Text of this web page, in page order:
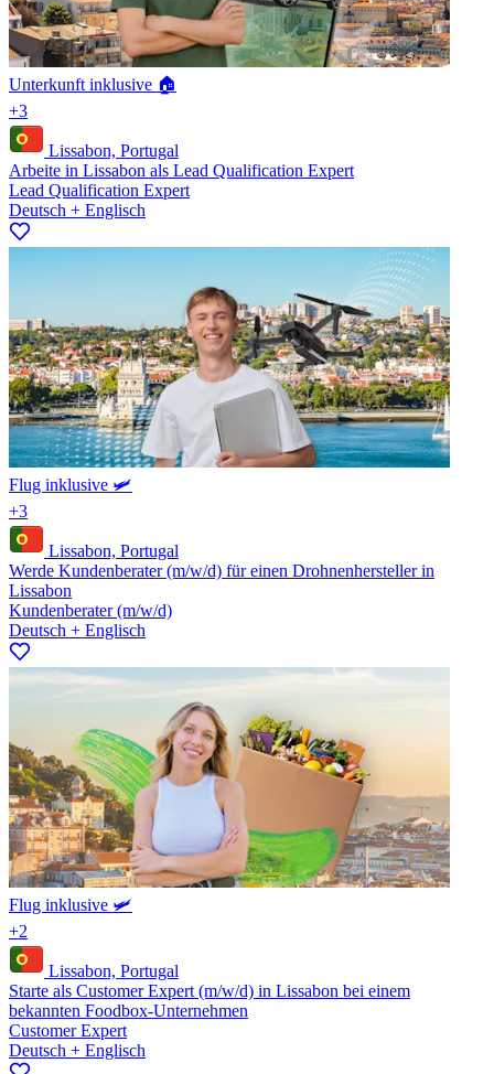
Unterkunft inklusive 🏠
+3
Lissabon, Portugal
Arbeite in Lissabon als Lead Qualification Expert
Lead Qualification Expert
Deutsch + Englisch
Flug inklusive 🛩️
+3
Lissabon, Portugal
Werde Kundenberater (m/w/d) für einen Drohnenhersteller in
Lissabon
Kundenberater (m/w/d)
Deutsch + Englisch
Flug inklusive 🛩️
+2
Lissabon, Portugal
Starte als Customer Expert (m/w/d) in Lissabon bei einem
bekannten Foodbox-Unternehmen
Customer Expert
Deutsch + Englisch